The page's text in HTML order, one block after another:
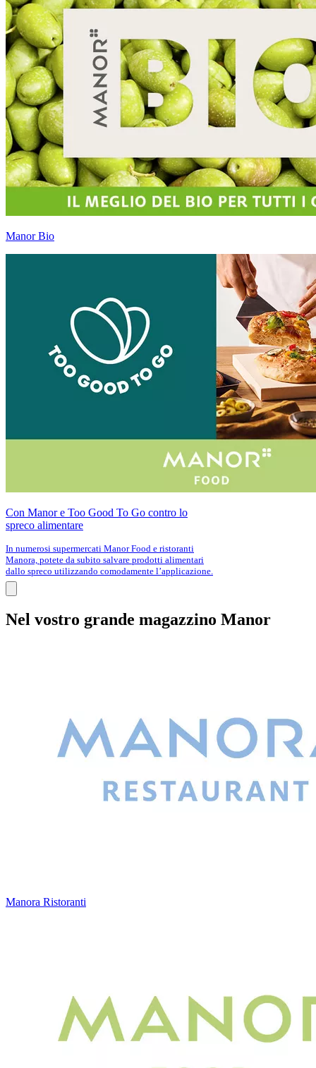
Manor Bio
Con Manor e Too Good To Go contro lo
spreco alimentare
In numerosi supermercati Manor Food e ristoranti
Manora, potete da subito salvare prodotti alimentari
dallo spreco utilizzando comodamente l’applicazione.
Nel vostro grande magazzino Manor
Manora Ristoranti